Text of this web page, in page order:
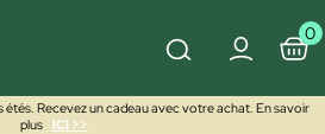
0
Recevez un cadeau avec votre achat. En savoir
plus
ICI >>